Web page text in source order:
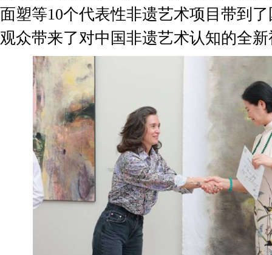
面塑等10个代表性非遗艺术项目带到
观众带来了对中国非遗艺术认知的全